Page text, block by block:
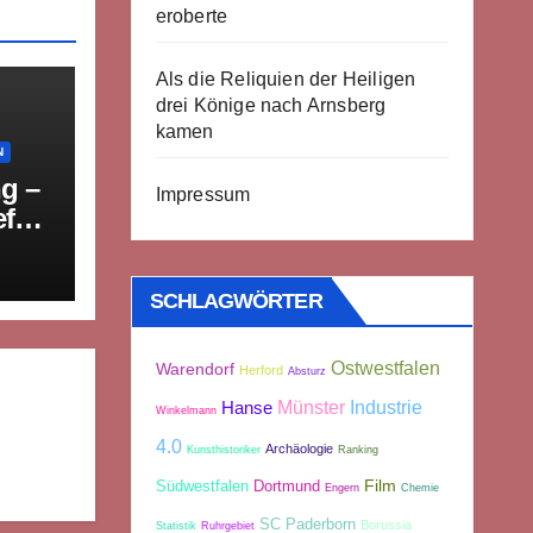
–
eroberte
Als die Reliquien der Heiligen
drei Könige nach Arnsberg
kamen
Impressum
SCHLAGWÖRTER
Warendorf Herford Absturz Ostwestfalen
Winkelmann Hanse Münster Industrie
4.0 Kunsthistoriker Archäologie Ranking
Südwestfalen Dortmund Engern Film Chemie
Statistik Ruhrgebiet SC Paderborn Borussia